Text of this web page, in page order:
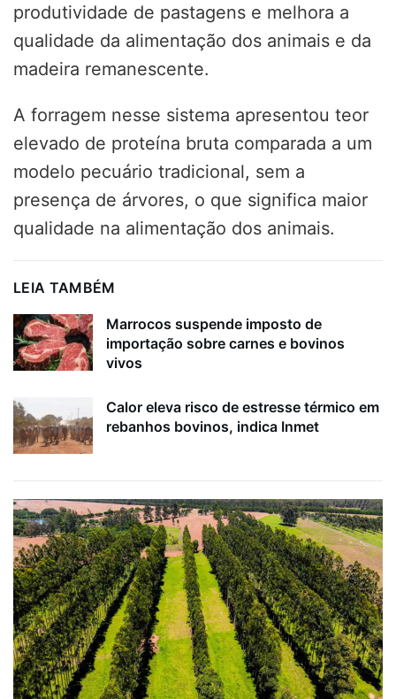
produtividade de pastagens e melhora a
qualidade da alimentação dos animais e da
madeira remanescente.
A forragem nesse sistema apresentou teor
elevado de proteína bruta comparada a um
modelo pecuário tradicional, sem a
presença de árvores, o que significa maior
qualidade na alimentação dos animais.
LEIA TAMBÉM
Marrocos suspende imposto de
importação sobre carnes e bovinos
vivos
Calor eleva risco de estresse térmico em
rebanhos bovinos, indica Inmet